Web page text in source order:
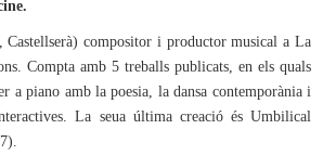
Castellserà) compositor i productor musical a La
Compta amb 5 treballs publicats, en els quals
a piano amb la poesia, la dansa contemporània i
La seua última creació és Umbilical